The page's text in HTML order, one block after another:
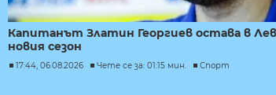
Капитанът Златин Георгиев остава в
новия сезон
17:44, 06.08.2026 Чете се за: 01:15 мин. Спорт